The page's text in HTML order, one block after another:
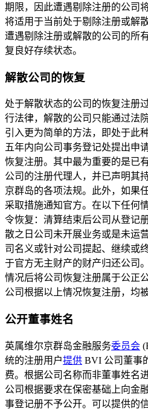
期限，因此遭遇剔除注册的公司
将适用于当前处于剔除注册或解
遭遇剔除注册或解散的公司的所
复良好存续状态。
解散公司的恢复
处于解散状态的公司的恢复注册
行法律，解散的公司只能通过法
引入更为简单的方法，即处于此
五年内向公司事务登记处提出申
恢复注册。其中最为重要的是已
公司的注册代理人，并已声明其
京群岛的各项法规。此外，如果
采取措施通知官方。在以下任何
令恢复：清算结束后公司从登记
散之日公司未开展业务或是未运
司名义或针对公司提起、继续或
于官方无主财产的财产归还公司
情况后将公司恢复注册属于公正
公司根据以上情况恢复注册，均
公开董事姓名
英属维尔京群岛金融服务委员会
统的注册用户提供 BVI 公司董事
费。根据公司名称而非董事姓名
公司根据要求在保密基础上向金
事登记册不予公开。可以提供的